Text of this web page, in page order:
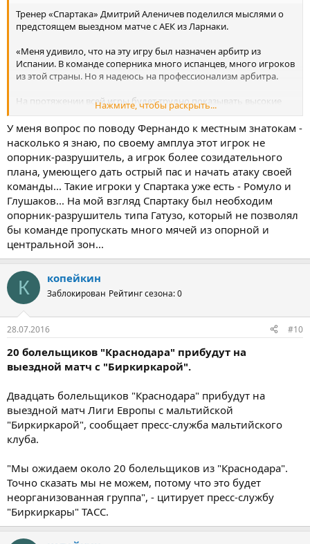
Тренер «Спартака» Дмитрий Аленичев поделился мыслями о
предстоящем выездном матче с АЕК из Ларнаки.
«Меня удивило, что на эту игру был назначен арбитр из
Испании. В команде соперника много испанцев, много игроков
из этой страны. Но я надеюсь на профессионализм арбитра.
На протяжении всей игры будет трудно показывать высокие
скорости из-за погоды. Мне непонятно, почему так рано
начинается матч. Ожидается, что погода будет «плюс 36»,
никто не заботится о здоровье игроков. Но погода в любом
случае не может быть какой-то отговоркой, ситуация
одинаковая для обеих команд.
Ромуло и Песьяков не смогут принять участия в игре. Оба
футболиста будут отсутствовать две недели. В матче против
АЕК на поле выйдет Зобнин. Исходя из того, что мы видели, я
уверен, что Роман полностью влился в нашу команду и готов
показать все, на что способен.
Что касается Фернандо, то он приехал в нашу команду не в
самом лучшем состоянии. У него были как личные проблемы,
так и проблемы с физикой. На данный момент игрок готов
процентов на пятьдесят. Надеюсь, что через неделю он
приступит к тренировкам», – сказал Аленичев.
Нажмите, чтобы раскрыть...
У меня вопрос по поводу Фернандо к местным знатокам -
насколько я знаю, по своему амплуа этот игрок не
опорник-разрушитель, а игрок более созидательного
плана, умеющего дать острый пас и начать атаку своей
команды... Такие игроки у Спартака уже есть - Ромуло и
Глушаков... На мой взгляд Спартаку был необходим
опорник-разрушитель типа Гатузо, который не позволял
бы команде пропускать много мячей из опорной и
центральной зон...
К копейкин
Заблокирован Рейтинг сезона: 0
28.07.2016 #10
20 болельщиков "Краснодара" прибудут на
выездной матч с "Биркиркарой".
Двадцать болельщиков "Краснодара" прибудут на
выездной матч Лиги Европы с мальтийской
"Биркиркарой", сообщает пресс-служба мальтийского
клуба.
"Мы ожидаем около 20 болельщиков из "Краснодара".
Точно сказать мы не можем, потому что это будет
неорганизованная группа", - цитирует пресс-службу
"Биркиркары" ТАСС.